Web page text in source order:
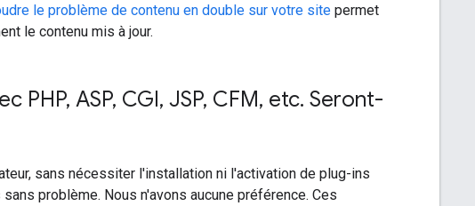
le problème de contenu en double sur votre site permet
le contenu mis à jour.
PHP, ASP, CGI, JSP, CFM, etc. Seront-
sans nécessiter l'installation ni l'activation de plug-ins
problème. Nous n'avons aucune préférence. Ces